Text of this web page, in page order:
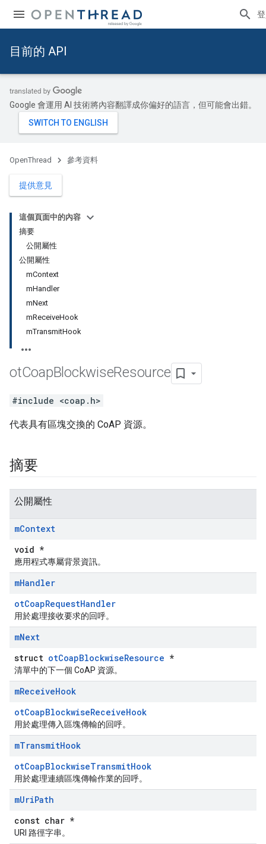
目前的 API
Google 會運用 AI 技術將內容翻譯成你偏好的語言，但可能會出錯。
OpenThread 參考資料
提供意見
這個頁面中的內容
摘要
公開屬性
公開屬性
mContext
mHandler
mNext
mReceiveHook
mTransmitHook
otCoapBlockwiseResource
#include <coap.h>
代表具有區塊交換的 CoAP 資源。
摘要
公開屬性
mContext
void *
應用程式專屬背景資訊。
mHandler
otCoapRequestHandler
用於處理接收要求的回呼。
mNext
struct otCoapBlockwiseResource *
清單中的下一個 CoAP 資源。
mReceiveHook
otCoapBlockwiseReceiveHook
用於處理傳入區塊傳輸的回呼。
mTransmitHook
otCoapBlockwiseTransmitHook
用於處理連續區塊傳輸作業的回呼。
mUriPath
const char *
URI 路徑字串。